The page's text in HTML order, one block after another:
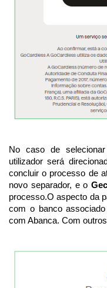
No caso de
utilizador será
concluir o processo de
novo separador, e o
processo.O aspecto da
com o banco
com Abanca. Com